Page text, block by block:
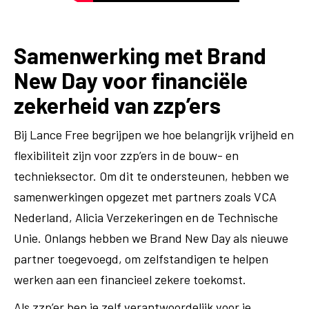
Samenwerking met Brand
New Day voor financiële
zekerheid van zzp’ers
Bij Lance Free begrijpen we hoe belangrijk vrijheid en
flexibiliteit zijn voor zzp’ers in de bouw- en
technieksector. Om dit te ondersteunen, hebben we
samenwerkingen opgezet met partners zoals VCA
Nederland, Alicia Verzekeringen en de Technische
Unie. Onlangs hebben we Brand New Day als nieuwe
partner toegevoegd, om zelfstandigen te helpen
werken aan een financieel zekere toekomst.